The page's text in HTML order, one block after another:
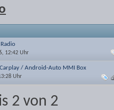
12:42 Uhr
/ Android-Auto MMI Box
Uhr
2 von 2